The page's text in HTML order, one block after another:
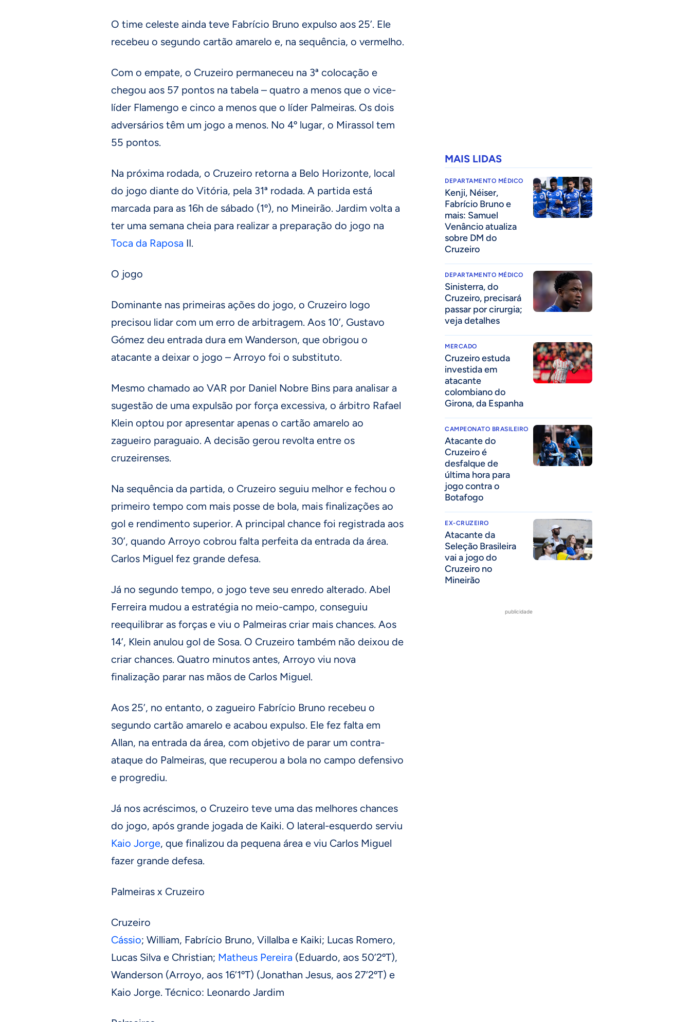
O time celeste ainda teve Fabrício Bruno expulso aos 25’. Ele
recebeu o segundo cartão amarelo e, na sequência, o vermelho.
Com o empate, o Cruzeiro permaneceu na 3ª colocação e
chegou aos 57 pontos na tabela – quatro a menos que o vice-
líder Flamengo e cinco a menos que o líder Palmeiras. Os dois
adversários têm um jogo a menos. No 4º lugar, o Mirassol tem
55 pontos.
Na próxima rodada, o Cruzeiro retorna a Belo Horizonte, local
do jogo diante do Vitória, pela 31ª rodada. A partida está
marcada para as 16h de sábado (1º), no Mineirão. Jardim volta a
ter uma semana cheia para realizar a preparação do jogo na
Toca da Raposa II.
O jogo
Dominante nas primeiras ações do jogo, o Cruzeiro logo
precisou lidar com um erro de arbitragem. Aos 10’, Gustavo
Gómez deu entrada dura em Wanderson, que obrigou o
atacante a deixar o jogo – Arroyo foi o substituto.
Mesmo chamado ao VAR por Daniel Nobre Bins para analisar a
sugestão de uma expulsão por força excessiva, o árbitro Rafael
Klein optou por apresentar apenas o cartão amarelo ao
zagueiro paraguaio. A decisão gerou revolta entre os
cruzeirenses.
Na sequência da partida, o Cruzeiro seguiu melhor e fechou o
primeiro tempo com mais posse de bola, mais finalizações ao
gol e rendimento superior. A principal chance foi registrada aos
30’, quando Arroyo cobrou falta perfeita da entrada da área.
Carlos Miguel fez grande defesa.
Já no segundo tempo, o jogo teve seu enredo alterado. Abel
Ferreira mudou a estratégia no meio-campo, conseguiu
reequilibrar as forças e viu o Palmeiras criar mais chances. Aos
14’, Klein anulou gol de Sosa. O Cruzeiro também não deixou de
criar chances. Quatro minutos antes, Arroyo viu nova
finalização parar nas mãos de Carlos Miguel.
Aos 25’, no entanto, o zagueiro Fabrício Bruno recebeu o
segundo cartão amarelo e acabou expulso. Ele fez falta em
Allan, na entrada da área, com objetivo de parar um contra-
ataque do Palmeiras, que recuperou a bola no campo defensivo
e progrediu.
Já nos acréscimos, o Cruzeiro teve uma das melhores chances
do jogo, após grande jogada de Kaiki. O lateral-esquerdo serviu
Kaio Jorge, que finalizou da pequena área e viu Carlos Miguel
fazer grande defesa.
Palmeiras x Cruzeiro
Cruzeiro
Cássio; William, Fabrício Bruno, Villalba e Kaiki; Lucas Romero,
Lucas Silva e Christian; Matheus Pereira (Eduardo, aos 50’2ºT),
Wanderson (Arroyo, aos 16’1ºT) (Jonathan Jesus, aos 27’2ºT) e
Kaio Jorge. Técnico: Leonardo Jardim
MAIS LIDAS
DEPARTAMENTO MÉDICO
Kenji, Néiser,
Fabrício Bruno e
mais: Samuel
Venâncio atualiza
sobre DM do
Cruzeiro
DEPARTAMENTO MÉDICO
Sinisterra, do
Cruzeiro, precisará
passar por cirurgia;
veja detalhes
MERCADO
Cruzeiro estuda
investida em
atacante
colombiano do
Girona, da Espanha
CAMPEONATO BRASILEIRO
Atacante do
Cruzeiro é
desfalque de
última hora para
jogo contra o
Botafogo
EX-CRUZEIRO
Atacante da
Seleção Brasileira
vai a jogo do
Cruzeiro no
Mineirão
publicidade